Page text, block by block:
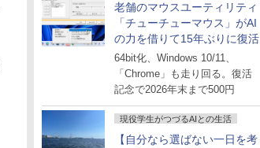
老舗のマウスユーティリティ
「チューチューマウス」がAI
の力を借りて15年ぶりに復活
64bit化、Windows 10/11、
「Chrome」も走り回る。復活
記念で2026年末まで500円
現役学生がつづるAIとの生活
【自分なら選ばない一日を考